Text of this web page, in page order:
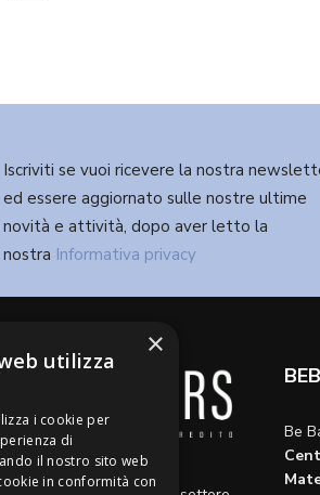
Iscriviti se vuoi ricevere la nostra
ed essere aggiornato sulle nostre ultime
novità e attività, dopo aver letto la
nostra Informativa privacy
voce a riflessioni,
Be
×
utilizza
i cookie per
di
il nostro sito web
in conformità con